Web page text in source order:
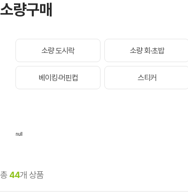
소량구매
소량 도시락 소량 회·초밥
베이킹·머핀컵 스티커
null
총 44개 상품